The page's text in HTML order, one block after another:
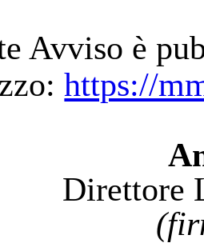
Avviso è
https://
Direttore